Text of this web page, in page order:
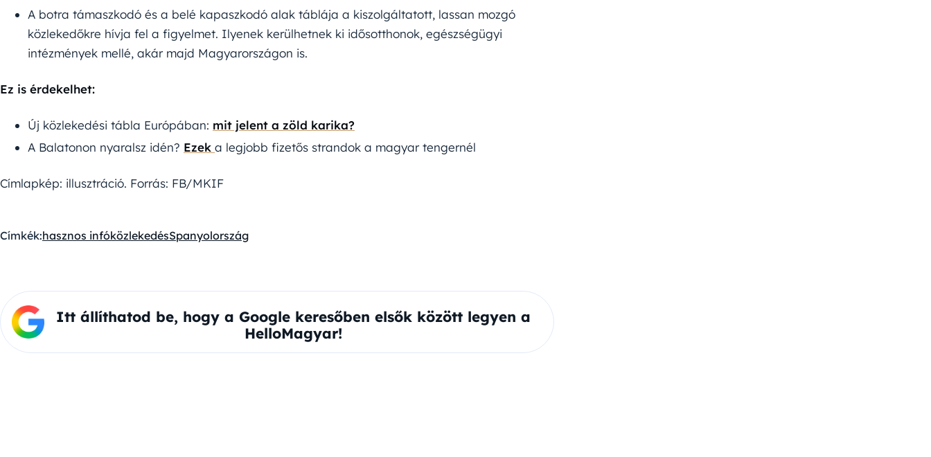
A botra támaszkodó és a belé kapaszkodó alak táblája a kiszolgáltatott, lassan mozgó
közlekedőkre hívja fel a figyelmet. Ilyenek kerülhetnek ki idősotthonok, egészségügyi
intézmények mellé, akár majd Magyarországon is.
Ez is érdekelhet:
Új közlekedési tábla Európában: mit jelent a zöld karika?
A Balatonon nyaralsz idén? Ezek a legjobb fizetős strandok a magyar tengernél
Címlapkép: illusztráció. Forrás: FB/MKIF
Címkék:hasznos infóközlekedésSpanyolország
Itt állíthatod be, hogy a Google keresőben elsők között legyen a
HelloMagyar!